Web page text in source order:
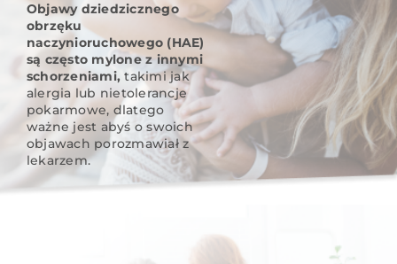
Objawy dziedzicznego
obrzęku
naczynioruchowego (HAE)
są często mylone z innymi
schorzeniami, takimi jak
alergia lub nietolerancje
pokarmowe, dlatego
ważne jest abyś o swoich
objawach porozmawiał z
lekarzem.